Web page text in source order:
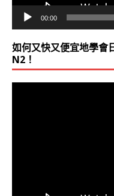
00:00
如何又快又便宜地學會
N2！